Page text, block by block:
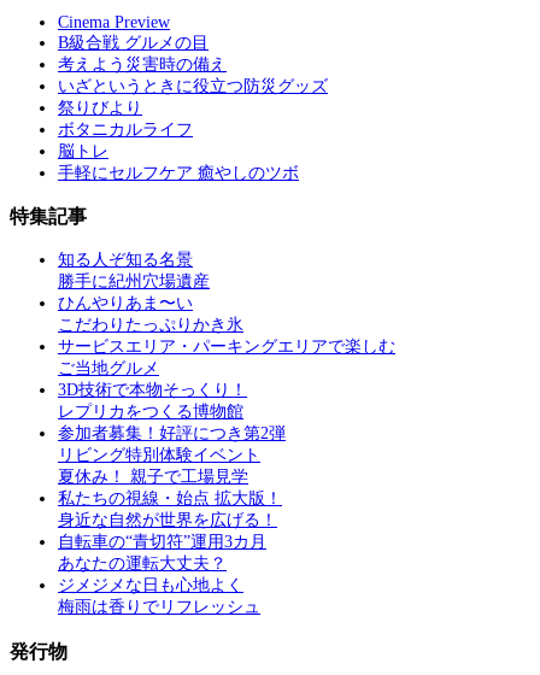
Cinema Preview
B級合戦 グルメの目
考えよう災害時の備え
いざというときに役立つ防災グッズ
祭りびより
ボタニカルライフ
脳トレ
手軽にセルフケア 癒やしのツボ
特集記事
知る人ぞ知る名景
勝手に紀州穴場遺産
ひんやりあま〜い
こだわりたっぷりかき氷
サービスエリア・パーキングエリアで楽しむ
ご当地グルメ
3D技術で本物そっくり！
レプリカをつくる博物館
参加者募集！好評につき第2弾
リビング特別体験イベント
夏休み！ 親子で工場見学
私たちの視線・始点 拡大版！
身近な自然が世界を広げる！
自転車の“青切符”運用3カ月
あなたの運転大丈夫？
ジメジメな日も心地よく
梅雨は香りでリフレッシュ
発行物